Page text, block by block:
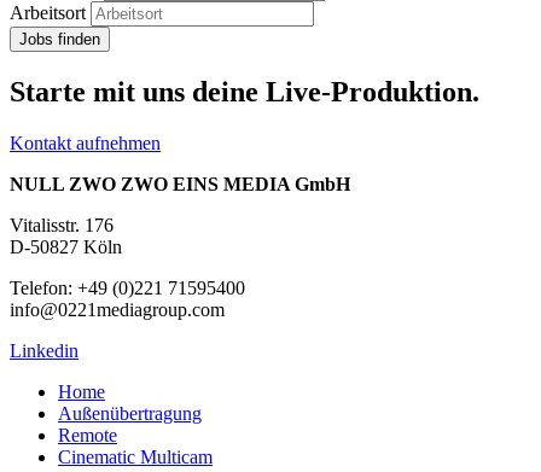
Arbeitsort
Starte mit uns deine Live-Produktion.
Kontakt aufnehmen
NULL ZWO ZWO EINS MEDIA GmbH
Vitalisstr. 176
D-50827 Köln
Telefon: +49 (0)221 71595400
info@0221mediagroup.com
Linkedin
Home
Außenübertragung
Remote
Cinematic Multicam